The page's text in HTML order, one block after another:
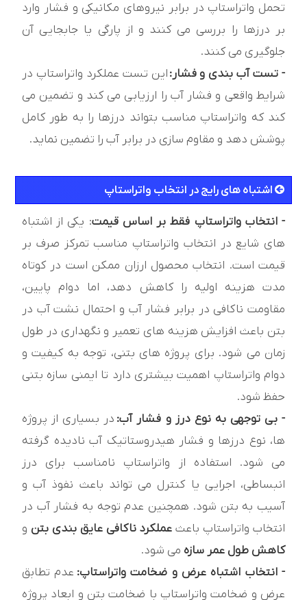
تحمل واتراستاپ در برابر نیروهای مکانیکی و فشار وارد
بر درزها را بررسی می کنند و از پارگی یا جابجایی آن
جلوگیری می کنند.
- تست آب بندی و فشار:این تست عملکرد واتراستاپ در
شرایط واقعی و فشار آب را ارزیابی می کند و تضمین می
کند که واتراستاپ مناسب بتواند درزها را به طور کامل
پوشش دهد و مقاوم سازی در برابر آب را تضمین نماید.
اشتباه های رايج در انتخاب واتراستاپ
- انتخاب واتراستاپ فقط بر اساس قیمت: یکی از اشتباه
های شایع در انتخاب واتراستاپ مناسب تمرکز صرف بر
قیمت است. انتخاب محصول ارزان ممکن است در کوتاه
مدت هزینه اولیه را کاهش دهد، اما دوام پایین،
مقاومت ناکافی در برابر فشار آب و احتمال نشت آب در
بتن باعث افزایش هزینه های تعمیر و نگهداری در طول
زمان می شود. برای پروژه های بتنی، توجه به کیفیت و
دوام واتراستاپ اهمیت بیشتری دارد تا ایمنی سازه بتنی
حفظ شود.
- بی توجهی به نوع درز و فشار آب: در بسیاری از پروژه
ها، نوع درزها و فشار هیدروستاتیک آب نادیده گرفته
می شود. استفاده از واتراستاپ نامناسب برای درز
انبساطی، اجرایی یا کنترل می تواند باعث نفوذ آب و
آسیب به بتن شود. همچنین عدم توجه به فشار آب در
انتخاب واتراستاپ باعث عملکرد ناکافی عایق بندی بتن و
کاهش طول عمر سازه می شود.
- انتخاب اشتباه عرض و ضخامت واتراستاپ: عدم تطابق
عرض و ضخامت واتراستاپ با ضخامت بتن و ابعاد پروژه